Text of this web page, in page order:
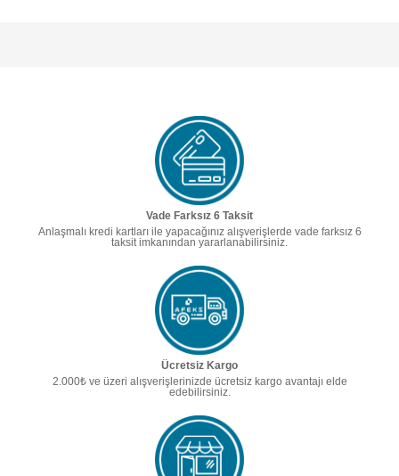
Vade Farksız 6 Taksit
Anlaşmalı kredi kartları ile yapacağınız alışverişlerde vade farksız 6
taksit imkanından yararlanabilirsiniz.
Ücretsiz Kargo
2.000₺ ve üzeri alışverişlerinizde ücretsiz kargo avantajı elde
edebilirsiniz.